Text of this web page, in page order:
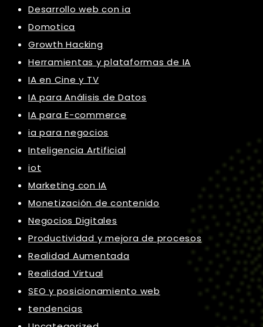
Desarrollo web con ia
Domotica
Growth Hacking
Herramientas y plataformas de IA
IA en Cine y TV
IA para Análisis de Datos
IA para E-commerce
ia para negocios
Inteligencia Artificial
iot
Marketing con IA
Monetización de contenido
Negocios Digitales
Productividad y mejora de procesos
Realidad Aumentada
Realidad Virtual
SEO y posicionamiento web
tendencias